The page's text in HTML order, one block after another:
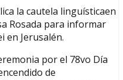
la cautela linguísticaen
Rosada para informar
en Jerusalén.
por el 78vo Día
de